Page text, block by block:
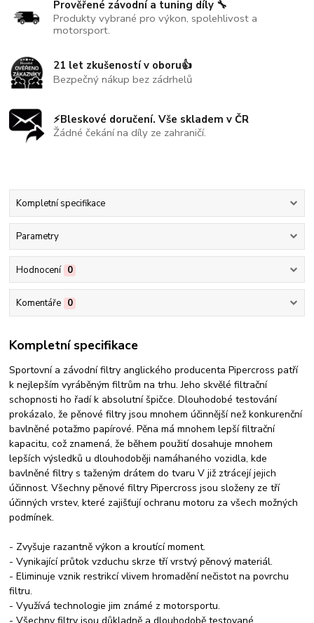
Prověřené závodní a tuning díly 🔧
Produkty vybrané pro výkon, spolehlivost a
motorsport.
21 let zkušeností v oboru👍
Bezpečný nákup bez zádrhelů
⚡Bleskové doručení. Vše skladem v ČR
Žádné čekání na díly ze zahraničí.
Kompletní specifikace
Parametry
Hodnocení 0
Komentáře 0
Kompletní specifikace
Sportovní a závodní filtry anglického producenta Pipercross patří
k nejlepším vyráběným filtrům na trhu. Jeho skvělé filtrační
schopnosti ho řadí k absolutní špičce. Dlouhodobé testování
prokázalo, že pěnové filtry jsou mnohem účinnější než konkurenční
bavlněné potažmo papírové. Pěna má mnohem lepší filtrační
kapacitu, což znamená, že během použití dosahuje mnohem
lepších výsledků u dlouhodoběji namáhaného vozidla, kde
bavlněné filtry s taženým drátem do tvaru V již ztrácejí jejich
účinnost. Všechny pěnové filtry Pipercross jsou složeny ze tří
účinných vrstev, které zajišťují ochranu motoru za všech možných
podmínek.
- Zvyšuje razantně výkon a kroutící moment.
- Vynikající průtok vzduchu skrze tří vrstvý pěnový materiál.
- Eliminuje vznik restrikcí vlivem hromadění nečistot na povrchu
filtru.
- Využívá technologie jim známé z motorsportu.